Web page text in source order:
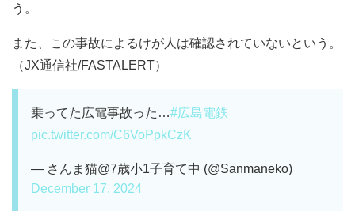
う。
また、この事故によるけが人は確認されていないという。
（JX通信社/FASTALERT）
乗ってた広電事故った…#広島電鉄
pic.twitter.com/C6VoPpkCzK
— さんま猫@7歳小1子育て中 (@Sanmaneko)
December 17, 2024